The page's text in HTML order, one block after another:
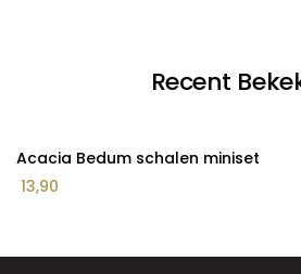
Recent
Acacia Bedum schalen miniset
13,90